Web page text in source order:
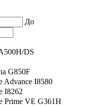
До
DS
G850F
Advance I8580
I8262
Prime VE G361H